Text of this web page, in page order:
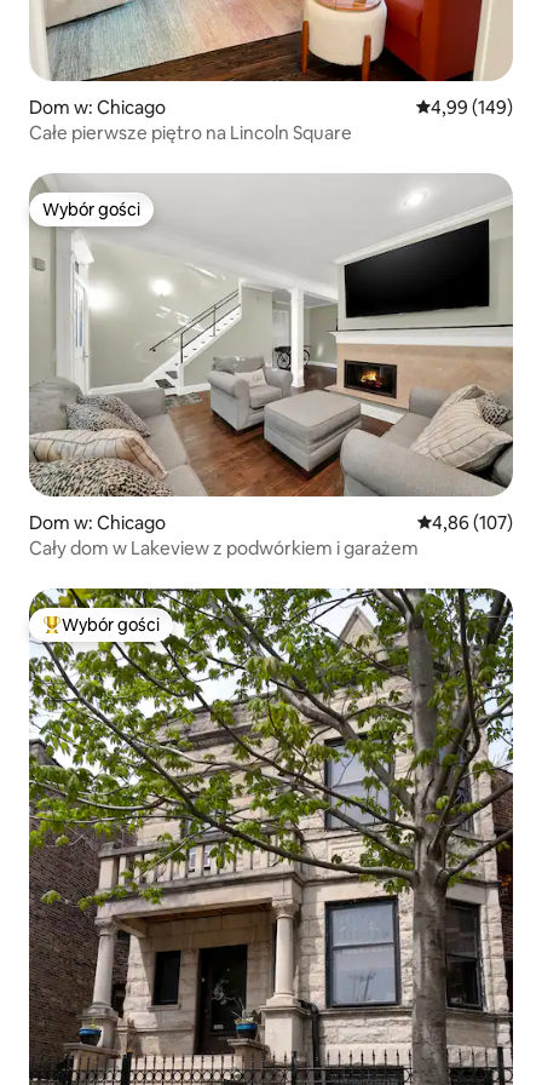
Dom w: Chicago Średnia
4,99 (149)
Całe pierwsze piętro na Lincoln Square
Wybór gości
Wybór gości
Dom w: Chicago Średnia
4,86 (107)
Cały dom w Lakeview z podwórkiem i garażem
Najpopularniejsze z kategorii Wybór gości
Wybór gości